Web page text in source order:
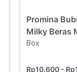
Promina
Milky Beras
120 g
Box
Rp10.600 -